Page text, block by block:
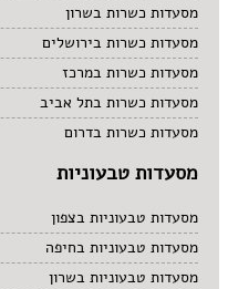
מסעדות כשרות בשרון
מסעדות כשרות בירושלים
מסעדות כשרות במרכז
מסעדות כשרות בתל אביב
מסעדות כשרות בדרום
מסעדות טבעוניות
מסעדות טבעוניות בצפון
מסעדות טבעוניות בחיפה
מסעדות טבעוניות בשרון